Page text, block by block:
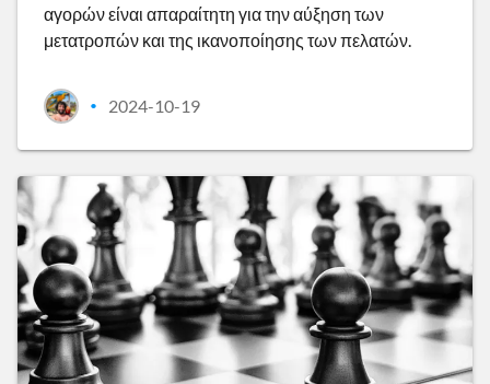
αγορών είναι απαραίτητη για την αύξηση των
μετατροπών και της ικανοποίησης των πελατών.
• 2024-10-19